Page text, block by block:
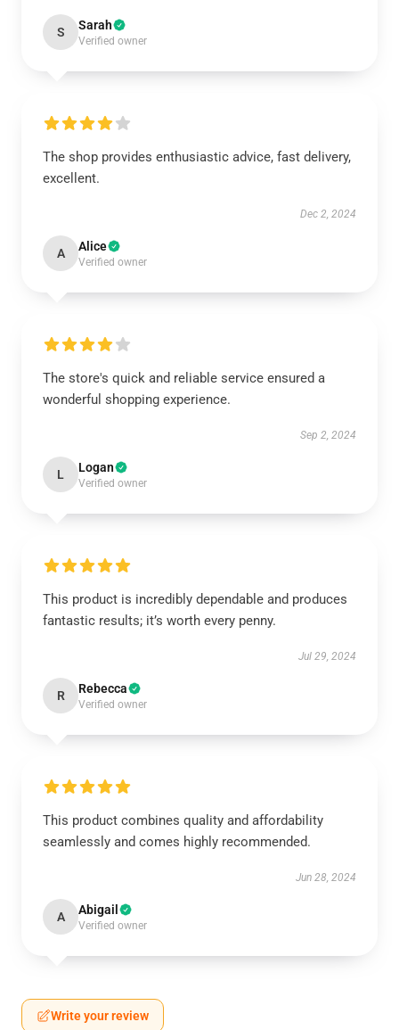
S Sarah
Verified owner
The shop provides enthusiastic advice, fast delivery,
excellent.
Dec 2, 2024
A Alice
Verified owner
The store's quick and reliable service ensured a
wonderful shopping experience.
Sep 2, 2024
L Logan
Verified owner
This product is incredibly dependable and produces
fantastic results; it’s worth every penny.
Jul 29, 2024
R Rebecca
Verified owner
This product combines quality and affordability
seamlessly and comes highly recommended.
Jun 28, 2024
A Abigail
Verified owner
Write your review
Instant discount Exclusive offers Early access